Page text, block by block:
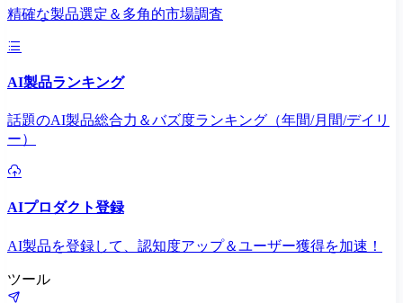
精確な製品選定＆多角的市場調査
AI製品ランキング
話題のAI製品総合力＆バズ度ランキング（年間/月間/デイリ
ー）
AIプロダクト登録
AI製品を登録して、認知度アップ＆ユーザー獲得を加速！
ツール